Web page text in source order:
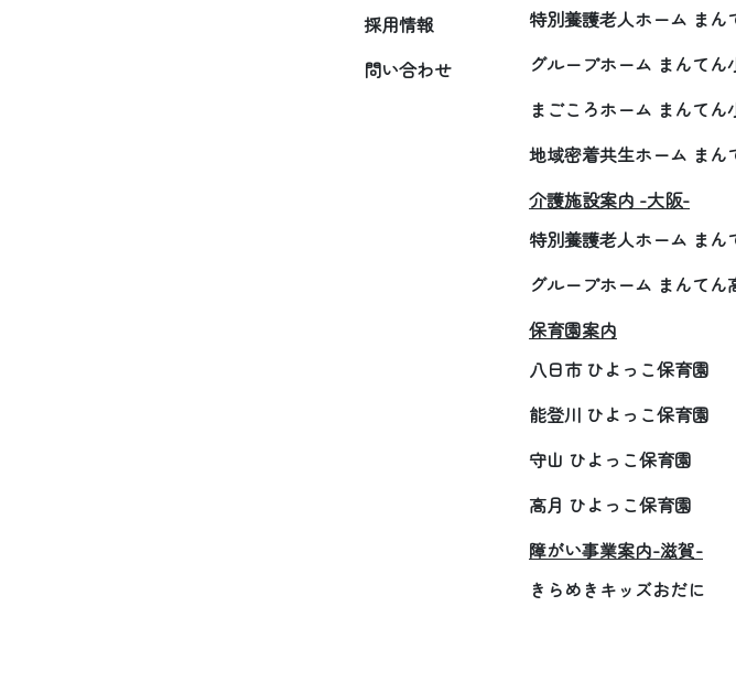
採用情報
問い合わせ
特別養護老人ホーム まん
グループホーム まんてん
まごころホーム まんてん
地域密着共生ホーム まん
介護施設案内 -大阪-
特別養護老人ホーム まん
グループホーム まんてん
保育園案内
八日市 ひよっこ保育園
能登川 ひよっこ保育園
守山 ひよっこ保育園
高月 ひよっこ保育園
障がい事業案内-滋賀-
きらめきキッズおだに